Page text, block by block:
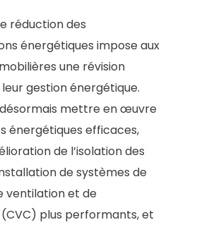
réduction des
énergétiques impose aux
une révision
gestion énergétique.
mettre en œuvre
énergétiques efficaces,
de l’isolation des
de systèmes de
ventilation et de
plus performants, et